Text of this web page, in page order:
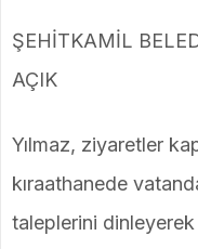
ŞEHİTKAMİL
AÇIK
Yılmaz, ziyaretler
kıraathanede
taleplerini